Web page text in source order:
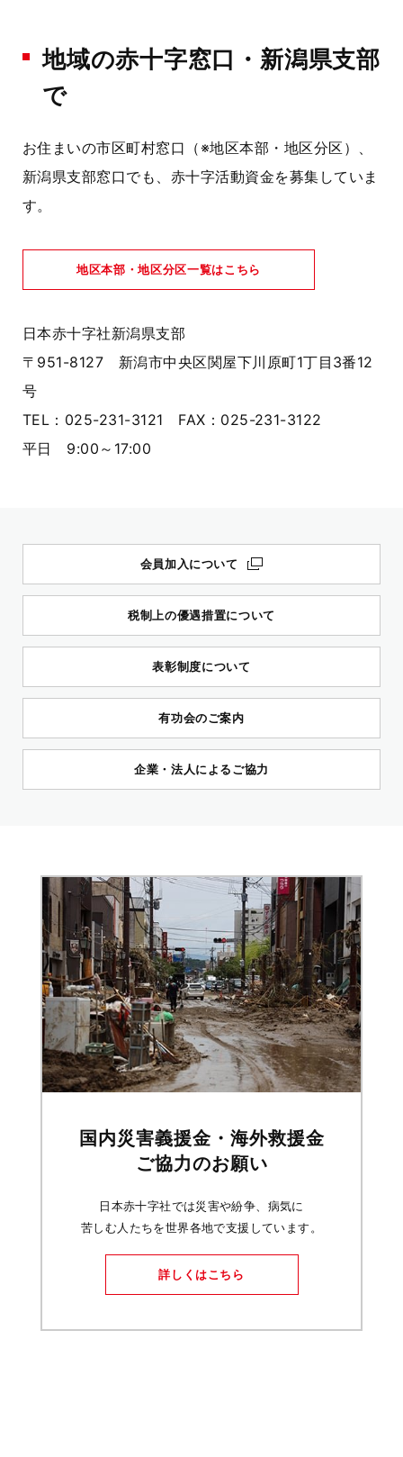
地域の赤十字窓口・新潟県支部
で
お住まいの市区町村窓口（※地区本部・地区分区）、
新潟県支部窓口でも、赤十字活動資金を募集していま
す。
地区本部・地区分区一覧はこちら
日本赤十字社新潟県支部
〒951-8127 新潟市中央区関屋下川原町1丁目3番12
号
TEL：025-231-3121 FAX：025-231-3122
平日 9:00～17:00
会員加入について
税制上の優遇措置について
表彰制度について
有功会のご案内
企業・法人によるご協力
国内災害義援金・海外救援金
ご協力のお願い
日本赤十字社では災害や紛争、病気に
苦しむ人たちを世界各地で支援しています。
詳しくはこちら